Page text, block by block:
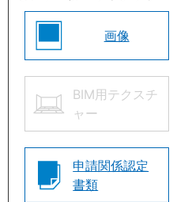
画像
BIM用テクスチ
ャー
申請関係認定
書類